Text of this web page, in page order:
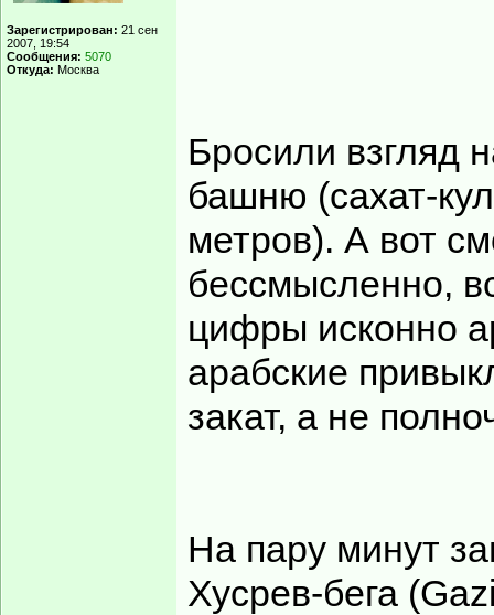
Зарегистрирован: 21 сен
2007, 19:54
Сообщения: 5070
Откуда: Москва
Бросили взгляд
башню (сахат-
метров). А вот
бессмысленно,
цифры исконно
арабские
закат, а не
На пару минут
Хусрев-бега